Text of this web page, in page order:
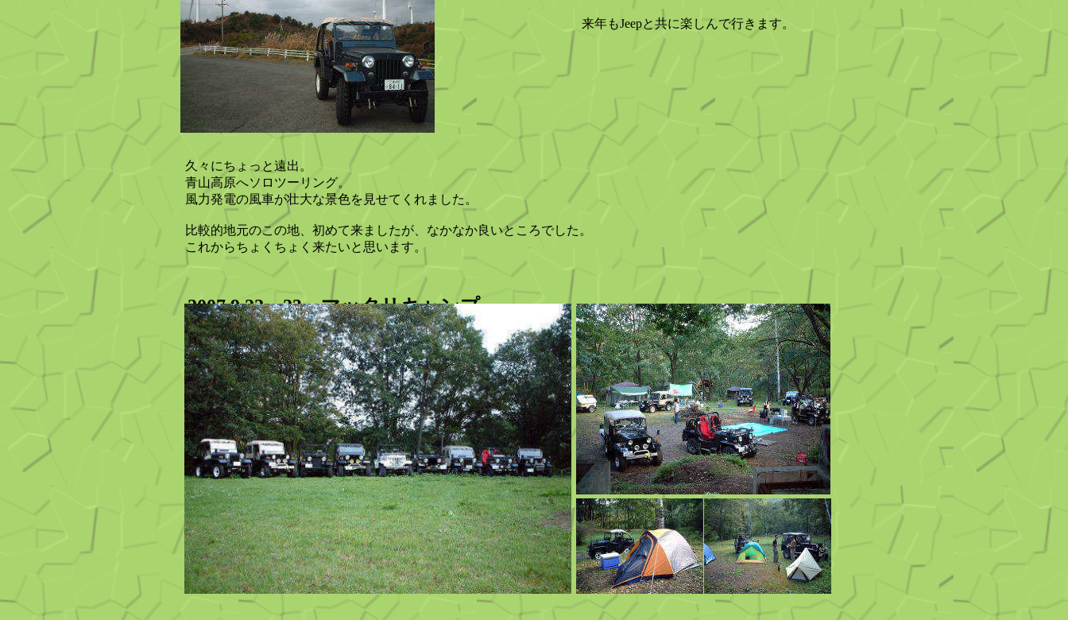
来年もJeepと共に楽しんで行きます。
2007,9,22～23 マッタリキャンプ
久々にちょっと遠出。
青山高原へソロツーリング。
風力発電の風車が壮大な景色を見せてくれました。
比較的地元のこの地、初めて来ましたが、なかなか良いところでした。
これからちょくちょく来たいと思います。